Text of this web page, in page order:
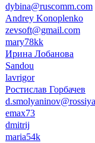
dybina@ruscomm.com
Andrey Konoplenko
zevsoft@gmail.com
mary78kk
Ирина Лобанова
Sandou
lavrigor
Ростислав Горбачев
emax73
dmitrij
maria54k